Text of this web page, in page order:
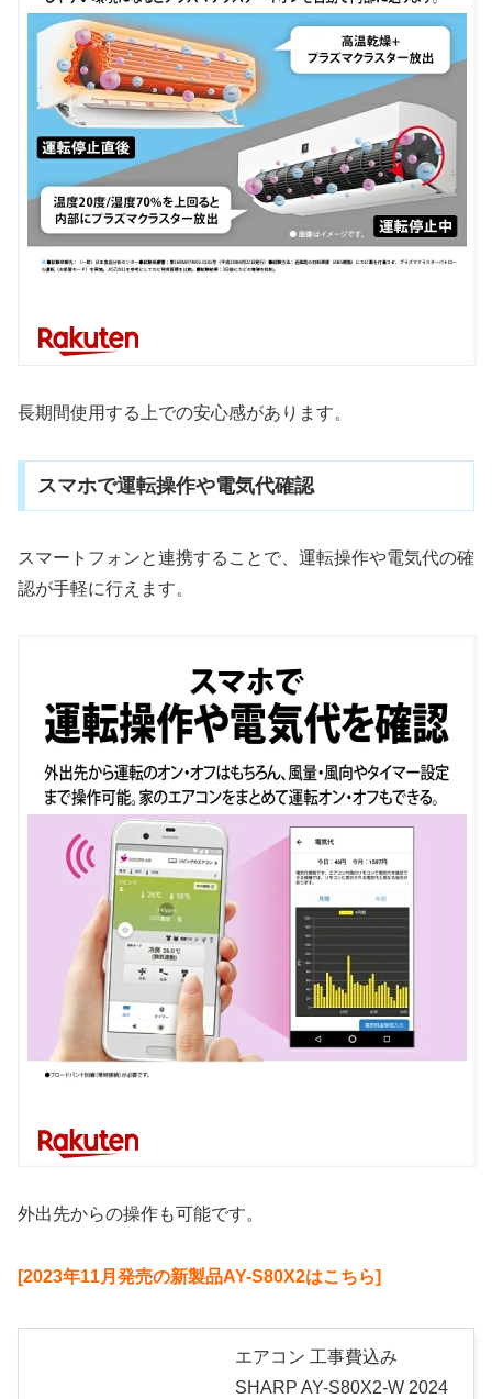
長期間使用する上での安心感があります。
スマホで運転操作や電気代確認
スマートフォンと連携することで、運転操作や電気代の確
認が手軽に行えます。
外出先からの操作も可能です。
[2023年11月発売の新製品AY-S80X2はこちら]
エアコン 工事費込み
SHARP AY-S80X2-W 2024